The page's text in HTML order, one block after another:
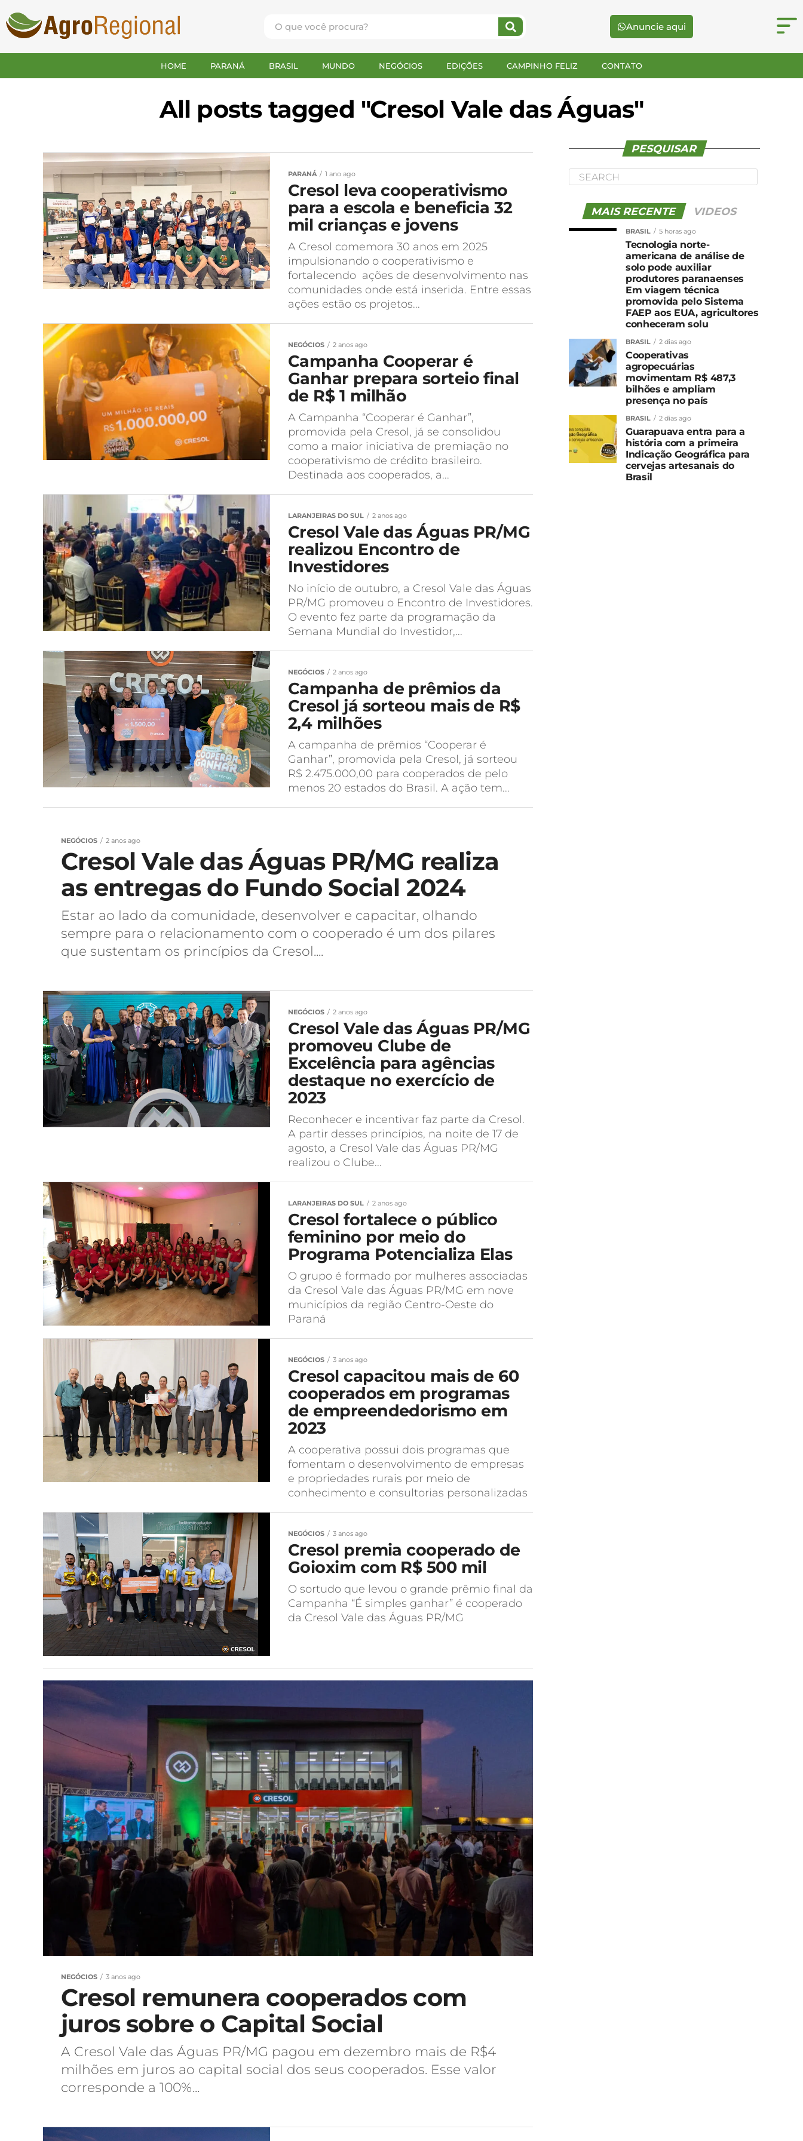
Anuncie aqui
HOME PARANÁ BRASIL MUNDO NEGÓCIOS EDIÇÕES CAMPINHO FELIZ CONTATO
All posts tagged "Cresol Vale das Águas"
PARANÁ 1 ano ago
Cresol leva cooperativismo
para a escola e beneficia 32
mil crianças e jovens
A Cresol comemora 30 anos em 2025
impulsionando o cooperativismo e
fortalecendo ações de desenvolvimento nas
comunidades onde está inserida. Entre essas
ações estão os projetos...
NEGÓCIOS 2 anos ago
Campanha Cooperar é
Ganhar prepara sorteio final
de R$ 1 milhão
A Campanha “Cooperar é Ganhar”,
promovida pela Cresol, já se consolidou
como a maior iniciativa de premiação no
cooperativismo de crédito brasileiro.
Destinada aos cooperados, a...
LARANJEIRAS DO SUL 2 anos ago
Cresol Vale das Águas PR/MG
realizou Encontro de
Investidores
No início de outubro, a Cresol Vale das Águas
PR/MG promoveu o Encontro de Investidores.
O evento fez parte da programação da
Semana Mundial do Investidor,...
NEGÓCIOS 2 anos ago
Campanha de prêmios da
Cresol já sorteou mais de R$
2,4 milhões
A campanha de prêmios “Cooperar é
Ganhar”, promovida pela Cresol, já sorteou
R$ 2.475.000,00 para cooperados de pelo
menos 20 estados do Brasil. A ação tem...
NEGÓCIOS 2 anos ago
Cresol Vale das Águas PR/MG realiza
as entregas do Fundo Social 2024
Estar ao lado da comunidade, desenvolver e capacitar, olhando
sempre para o relacionamento com o cooperado é um dos pilares
que sustentam os princípios da Cresol....
NEGÓCIOS 2 anos ago
Cresol Vale das Águas PR/MG
promoveu Clube de
Excelência para agências
destaque no exercício de
2023
Reconhecer e incentivar faz parte da Cresol.
A partir desses princípios, na noite de 17 de
agosto, a Cresol Vale das Águas PR/MG
realizou o Clube...
LARANJEIRAS DO SUL 2 anos ago
Cresol fortalece o público
feminino por meio do
Programa Potencializa Elas
O grupo é formado por mulheres associadas
da Cresol Vale das Águas PR/MG em nove
municípios da região Centro-Oeste do
Paraná
NEGÓCIOS 3 anos ago
Cresol capacitou mais de 60
cooperados em programas
de empreendedorismo em
2023
A cooperativa possui dois programas que
fomentam o desenvolvimento de empresas
e propriedades rurais por meio de
conhecimento e consultorias personalizadas
NEGÓCIOS 3 anos ago
Cresol premia cooperado de
Goioxim com R$ 500 mil
O sortudo que levou o grande prêmio final da
Campanha “É simples ganhar” é cooperado
da Cresol Vale das Águas PR/MG
NEGÓCIOS 3 anos ago
Cresol remunera cooperados com
juros sobre o Capital Social
A Cresol Vale das Águas PR/MG pagou em dezembro mais de R$4
milhões em juros ao capital social dos seus cooperados. Esse valor
corresponde a 100%...
PESQUISAR
MAIS RECENTE VIDEOS
BRASIL 5 horas ago
Tecnologia norte-
americana de análise de
solo pode auxiliar
produtores paranaenses
Em viagem técnica
promovida pelo Sistema
FAEP aos EUA, agricultores
conheceram solu
BRASIL 2 dias ago
Cooperativas
agropecuárias
movimentam R$ 487,3
bilhões e ampliam
presença no país
BRASIL 2 dias ago
Guarapuava entra para a
história com a primeira
Indicação Geográfica para
cervejas artesanais do
Brasil